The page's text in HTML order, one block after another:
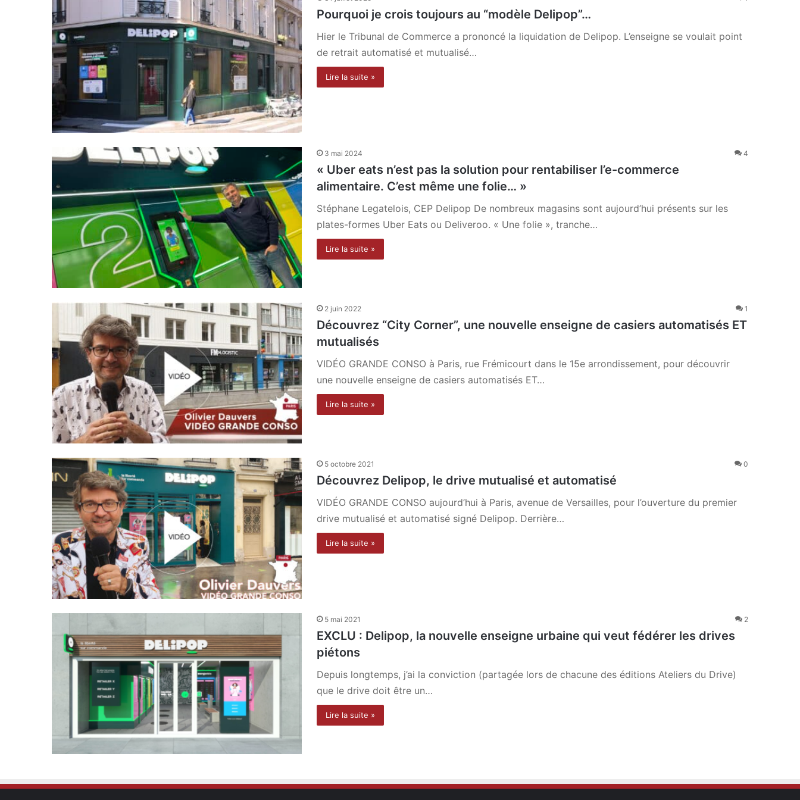
Pourquoi je crois toujours au “modèle Delipop”…
Hier le Tribunal de Commerce a prononcé la liquidation de Delipop. L’enseigne se voulait point
de retrait automatisé et mutualisé…
Lire la suite »
3 mai 2024 4
« Uber eats n’est pas la solution pour rentabiliser l’e-commerce
alimentaire. C’est même une folie… »
Stéphane Legatelois, CEP Delipop De nombreux magasins sont aujourd’hui présents sur les
plates-formes Uber Eats ou Deliveroo. « Une folie », tranche…
Lire la suite »
2 juin 2022 1
Découvrez “City Corner”, une nouvelle enseigne de casiers automatisés ET
mutualisés
VIDÉO GRANDE CONSO à Paris, rue Frémicourt dans le 15e arrondissement, pour découvrir
une nouvelle enseigne de casiers automatisés ET…
Lire la suite »
5 octobre 2021 0
Découvrez Delipop, le drive mutualisé et automatisé
VIDÉO GRANDE CONSO aujourd’hui à Paris, avenue de Versailles, pour l’ouverture du premier
drive mutualisé et automatisé signé Delipop. Derrière…
Lire la suite »
5 mai 2021 2
EXCLU : Delipop, la nouvelle enseigne urbaine qui veut fédérer les drives
piétons
Depuis longtemps, j’ai la conviction (partagée lors de chacune des éditions Ateliers du Drive)
que le drive doit être un…
Lire la suite »